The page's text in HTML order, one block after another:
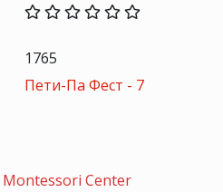
1765
Пети-Па Фест - 7
Montessori Center